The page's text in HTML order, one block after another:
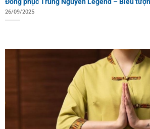
Đồng phục Trung Nguyên Legend – Biểu
26/09/2025